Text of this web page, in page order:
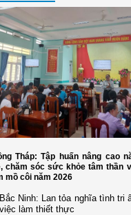
Tháp: Tập huấn nâng cao
chăm sóc sức khỏe tâm thần
mồ côi năm 2026
Bắc Ninh: Lan tỏa nghĩa tình tri
việc làm thiết thực